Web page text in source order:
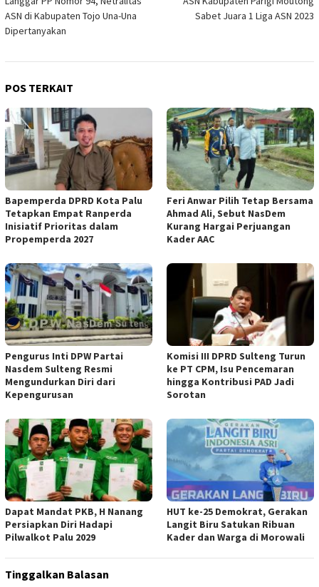
pos
ASN di Kabupaten Tojo Una-Una
Dipertanyakan
Sabet Juara 1 Liga ASN 2023
POS TERKAIT
Bapemperda DPRD Kota Palu
Tetapkan Empat Ranperda
Inisiatif Prioritas dalam
Propemperda 2027
Feri Anwar Pilih Tetap Bersama
Ahmad Ali, Sebut NasDem
Kurang Hargai Perjuangan
Kader AAC
Pengurus Inti DPW Partai
Nasdem Sulteng Resmi
Mengundurkan Diri dari
Kepengurusan
Komisi III DPRD Sulteng Turun
ke PT CPM, Isu Pencemaran
hingga Kontribusi PAD Jadi
Sorotan
Dapat Mandat PKB, H Nanang
Persiapkan Diri Hadapi
Pilwalkot Palu 2029
HUT ke-25 Demokrat, Gerakan
Langit Biru Satukan Ribuan
Kader dan Warga di Morowali
Tinggalkan Balasan